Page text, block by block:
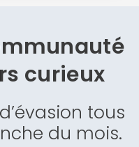
curieux
tous
du mois.